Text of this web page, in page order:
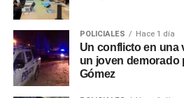
POLICIALES Hace 1 día
Un conflicto en una
un joven demorado
Gómez